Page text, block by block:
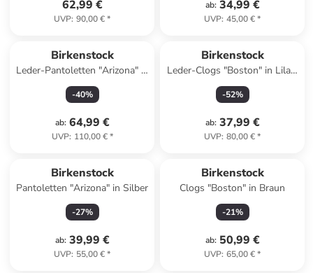
62,99 €
UVP: 90,00 €*
ab: 34,99 €
UVP: 45,00 €*
Birkenstock
Leder-Pantoletten "Arizona" in
Dunkelbraun - Weite N
-40%
ab: 64,99 €
UVP: 110,00 €*
Birkenstock
Leder-Clogs "Boston" in Lila -
Weite S
-52%
ab: 37,99 €
UVP: 80,00 €*
Birkenstock
Pantoletten "Arizona" in Silber
-27%
ab: 39,99 €
UVP: 55,00 €*
Birkenstock
Clogs "Boston" in Braun
-21%
ab: 50,99 €
UVP: 65,00 €*